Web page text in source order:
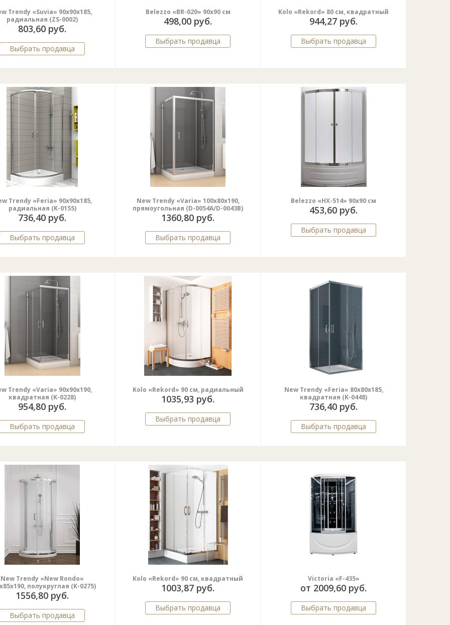
Trendy «Suvia» 90x90x185,
радиальная (ZS-0002)
803,60 руб.
Выбрать продавца
Belezzo «BR-020» 90x90 cм
498,00 руб.
Выбрать продавца
Kolo «Rekord» 80 cм, квадратный
944,27 руб.
Выбрать продавца
Trendy «Feria» 90x90x185,
радиальная (K-0155)
736,40 руб.
Выбрать продавца
New Trendy «Varia» 100x80x190,
прямоугольная (D-0054A/D-0043B)
1360,80 руб.
Выбрать продавца
Belezzo «HX-514» 90x90 cм
453,60 руб.
Выбрать продавца
Trendy «Varia» 90x90x190,
квадратная (K-0228)
954,80 руб.
Выбрать продавца
Kolo «Rekord» 90 cм, радиальный
1035,93 руб.
Выбрать продавца
New Trendy «Feria» 80x80x185,
квадратная (K-0448)
736,40 руб.
Выбрать продавца
New Trendy «New Rondo»
полукруглая (K-0275)
1556,80 руб.
Выбрать продавца
Kolo «Rekord» 90 cм, квадратный
1003,87 руб.
Выбрать продавца
Victoria «F-435»
от 2009,60 руб.
Выбрать продавца